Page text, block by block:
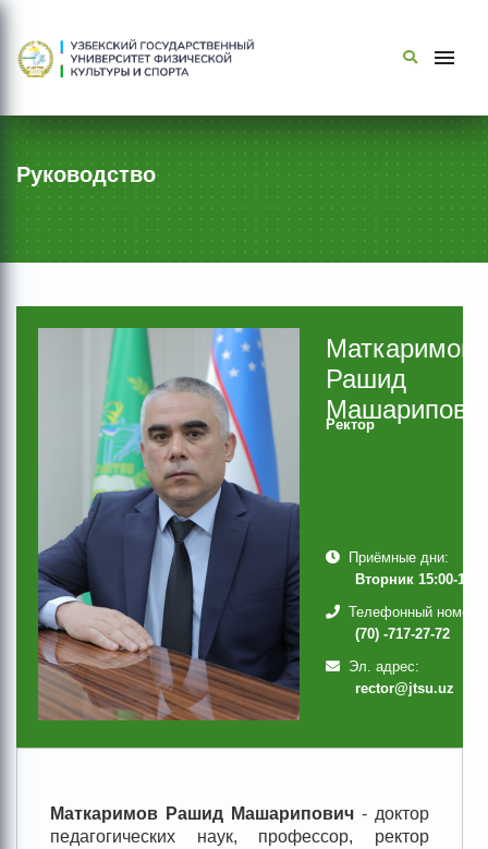
Руководство
Маткаримов
Рашид
Ректор
Приёмные дни:
Вторник 15:00-
Телефонный номер:
(70) -717-27-72
Эл. адрес:
rector@jtsu.uz
Маткаримов Рашид Машарипович - доктор
педагогических наук, профессор, ректор